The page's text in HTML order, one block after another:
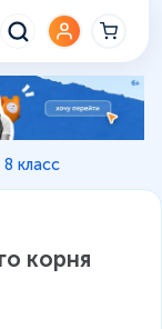
класс
корня